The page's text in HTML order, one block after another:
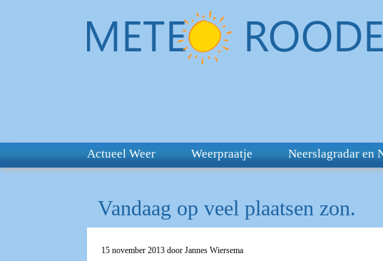
Actueel Weer Weerpraatje Neerslagradar en
Vandaag op veel plaatsen zon.
15 november 2013 door Jannes Wiersema